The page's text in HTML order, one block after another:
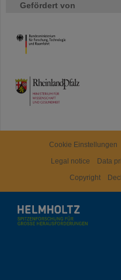
Gefördert von
HMWK
TMWWDG
Cookie Einstellungen
Legal notice
Data
Copyright